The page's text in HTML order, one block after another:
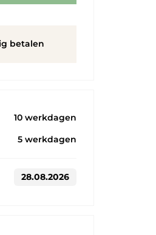
betalen
10 werkdagen
5 werkdagen
28.08.2026